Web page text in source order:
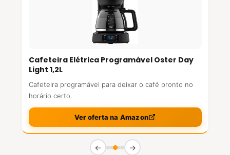
Cafeteira Elétrica Programável Oster Day
Light 1,2L
Cafeteira programável para deixar o café pronto no
horário certo.
Ver oferta na Amazon
← →